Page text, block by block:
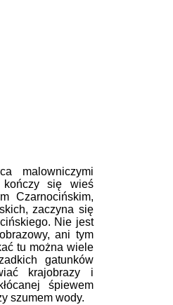
malowniczymi
kończy się wieś
Czarnocińskim,
zaczyna się
Nie jest
ani tym
tu można wiele
gatunków
krajobrazy i
śpiewem
szumem wody.